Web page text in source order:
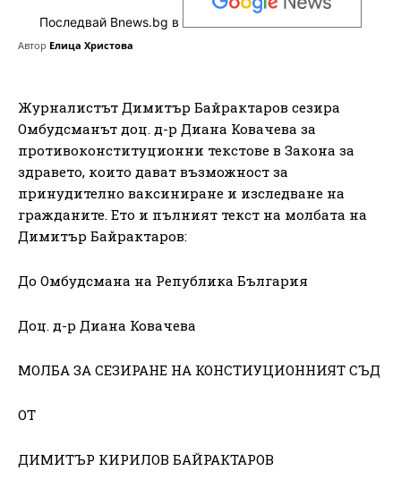
Последвай Bnews.bg в
Автор Елица Христова
Журналистът Димитър Байрактаров сезира
Омбудсманът доц. д-р Диана Ковачева за
противоконституционни текстове в Закона за
здравето, които дават възможност за
принудително ваксиниране и изследване на
гражданите. Ето и пълният текст на молбата на
Димитър Байрактаров:
До Омбудсмана на Република България
Доц. д-р Диана Ковачева
МОЛБА ЗА СЕЗИРАНЕ НА КОНСТИУЦИОННИЯТ СЪД
ОТ
ДИМИТЪР КИРИЛОВ БАЙРАКТАРОВ